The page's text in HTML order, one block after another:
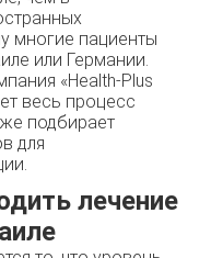
многие пациенты
или Германии.
«Health-Plus
весь процесс
подбирает
для
лечение